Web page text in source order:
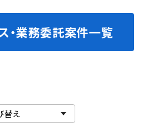
・業務委託案件一覧